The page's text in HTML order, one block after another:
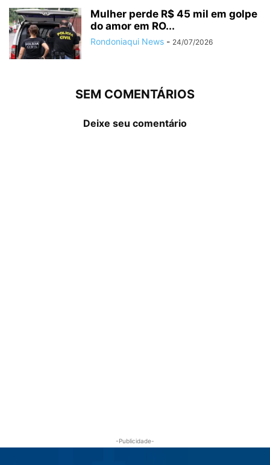
Mulher perde R$ 45 mil em golpe
do amor em RO...
Rondoniaqui News - 24/07/2026
SEM COMENTÁRIOS
Deixe seu comentário
-Publicidade-